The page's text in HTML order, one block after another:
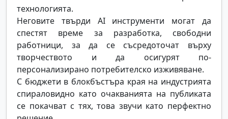
технологията.
Неговите твърди AI инструменти могат да
спестят време за разработка, свободни
работници, за да се съсредоточат върху
творчеството и да осигурят по-
персонализирано потребителско изживяване.
С бюджети в блокбъстъра края на индустрията
спираловидно като очакванията на публиката
се покачват с тях, това звучи като перфектно